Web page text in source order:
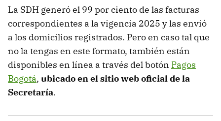
La SDH generó el 99 por ciento de las facturas
correspondientes a la vigencia 2025 y las envió
a los domicilios registrados. Pero en caso tal que
no la tengas en este formato, también están
disponibles en línea a través del botón Pagos
Bogotá, ubicado en el sitio web oficial de la
Secretaría.